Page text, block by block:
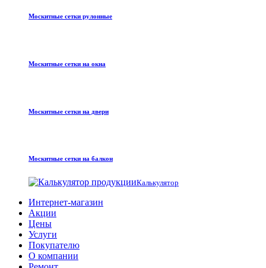
Москитные сетки рулонные
Москитные сетки на окна
Москитные сетки на двери
Москитные сетки на балкон
Калькулятор
Интернет-магазин
Акции
Цены
Услуги
Покупателю
О компании